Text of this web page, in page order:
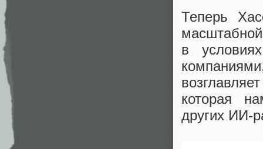
Теперь
в
которая
других